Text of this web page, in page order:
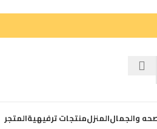
والجمالالمنزلمنتجات ترفيهيةالمتجر